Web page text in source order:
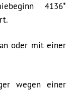
4136*
oder mit einer
wegen einer